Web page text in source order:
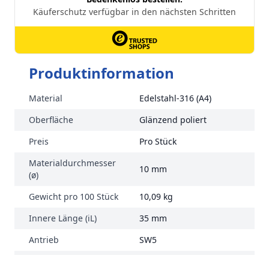
Produktinformation
Material
Edelstahl-316 (A4)
Oberfläche
Glänzend poliert
Preis
Pro Stück
Materialdurchmesser
(ø)
10 mm
Gewicht pro 100 Stück
10,09 kg
Innere Länge (iL)
35 mm
Antrieb
SW5